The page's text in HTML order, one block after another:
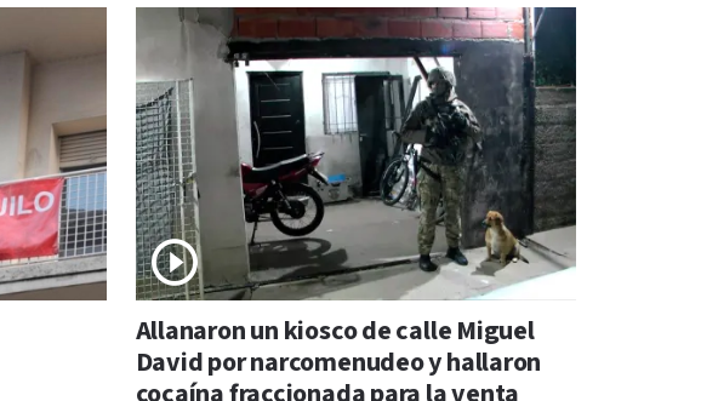
Allanaron un kiosco de calle Miguel
David por narcomenudeo y hallaron